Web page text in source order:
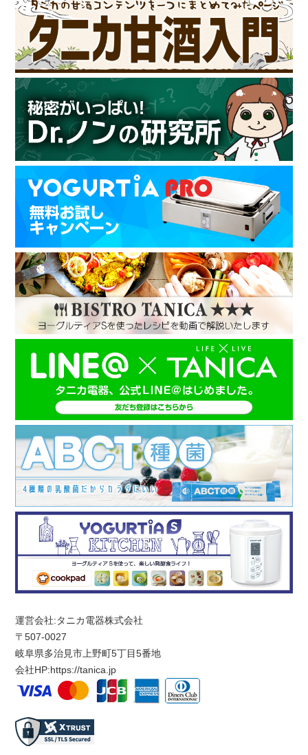
運営会社:タニカ電器株式会社
〒507-0027
岐阜県多治見市上野町5丁目5番地
会社HP:https://tanica.jp